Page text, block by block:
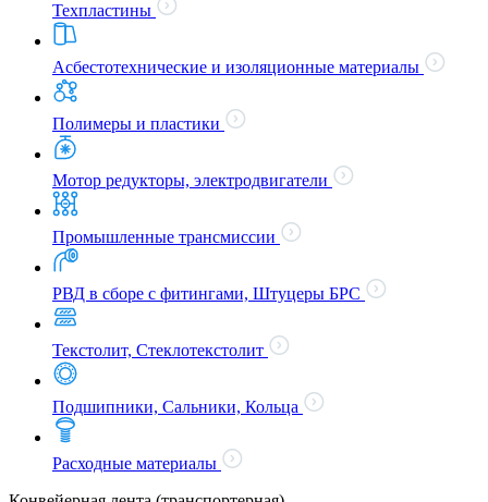
Техпластины
Асбестотехнические и изоляционные материалы
Полимеры и пластики
Мотор редукторы, электродвигатели
Промышленные трансмиссии
РВД в сборе с фитингами, Штуцеры БРС
Текстолит, Стеклотекстолит
Подшипники, Сальники, Кольца
Расходные материалы